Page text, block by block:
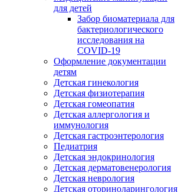
для детей
Забор биоматериала для
бактериологического
исследования на
COVID-19
Оформление документации
детям
Детская гинекология
Детская физиотерапия
Детская гомеопатия
Детская аллергология и
иммунология
Детская гастроэнтерология
Педиатрия
Детская эндокринология
Детская дерматовенерология
Детская неврология
Детская оториноларингология